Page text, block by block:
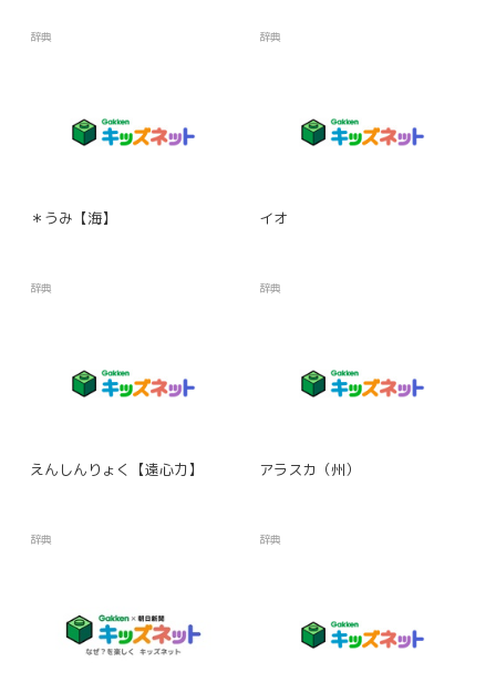
辞典 辞典
＊うみ【海】
辞典
イオ
辞典
えんしんりょく【遠心力】
辞典
アラスカ（州）
辞典